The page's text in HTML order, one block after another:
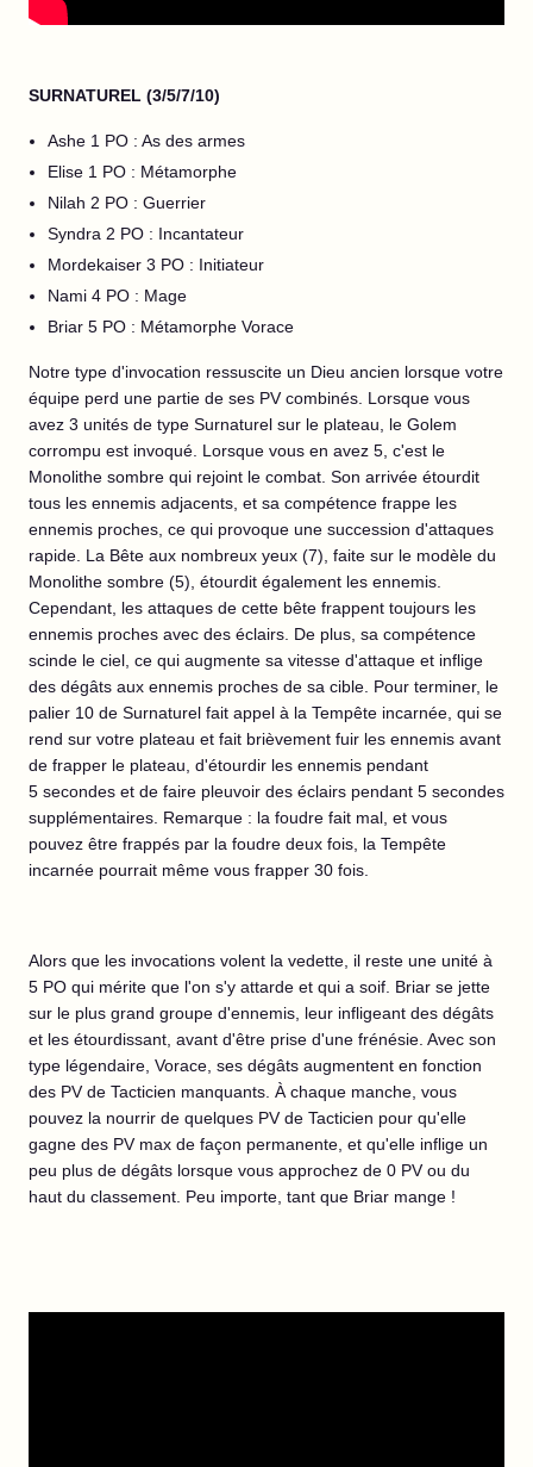
SURNATUREL (3/5/7/10)
Ashe 1 PO : As des armes
Elise 1 PO : Métamorphe
Nilah 2 PO : Guerrier
Syndra 2 PO : Incantateur
Mordekaiser 3 PO : Initiateur
Nami 4 PO : Mage
Briar 5 PO : Métamorphe Vorace
Notre type d'invocation ressuscite un Dieu ancien lorsque votre
équipe perd une partie de ses PV combinés. Lorsque vous
avez 3 unités de type Surnaturel sur le plateau, le Golem
corrompu est invoqué. Lorsque vous en avez 5, c'est le
Monolithe sombre qui rejoint le combat. Son arrivée étourdit
tous les ennemis adjacents, et sa compétence frappe les
ennemis proches, ce qui provoque une succession d'attaques
rapide. La Bête aux nombreux yeux (7), faite sur le modèle du
Monolithe sombre (5), étourdit également les ennemis.
Cependant, les attaques de cette bête frappent toujours les
ennemis proches avec des éclairs. De plus, sa compétence
scinde le ciel, ce qui augmente sa vitesse d'attaque et inflige
des dégâts aux ennemis proches de sa cible. Pour terminer, le
palier 10 de Surnaturel fait appel à la Tempête incarnée, qui se
rend sur votre plateau et fait brièvement fuir les ennemis avant
de frapper le plateau, d'étourdir les ennemis pendant
5 secondes et de faire pleuvoir des éclairs pendant 5 secondes
supplémentaires. Remarque : la foudre fait mal, et vous
pouvez être frappés par la foudre deux fois, la Tempête
incarnée pourrait même vous frapper 30 fois.
Alors que les invocations volent la vedette, il reste une unité à
5 PO qui mérite que l'on s'y attarde et qui a soif. Briar se jette
sur le plus grand groupe d'ennemis, leur infligeant des dégâts
et les étourdissant, avant d'être prise d'une frénésie. Avec son
type légendaire, Vorace, ses dégâts augmentent en fonction
des PV de Tacticien manquants. À chaque manche, vous
pouvez la nourrir de quelques PV de Tacticien pour qu'elle
gagne des PV max de façon permanente, et qu'elle inflige un
peu plus de dégâts lorsque vous approchez de 0 PV ou du
haut du classement. Peu importe, tant que Briar mange !